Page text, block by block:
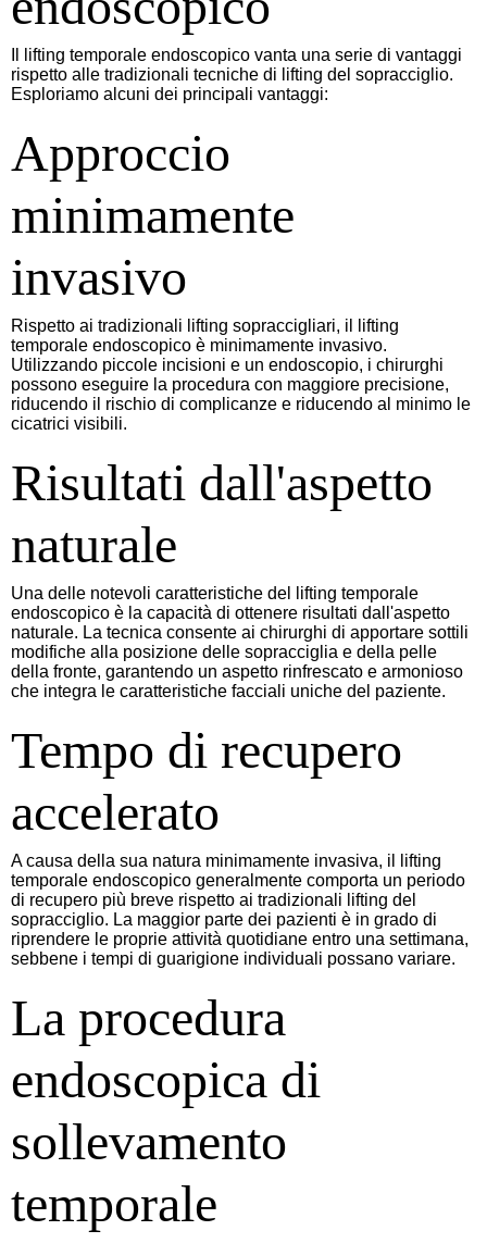
Il lifting temporale endoscopico vanta una serie di vantaggi
rispetto alle tradizionali tecniche di lifting del sopracciglio.
Esploriamo alcuni dei principali vantaggi:
Approccio
minimamente
invasivo
Rispetto ai tradizionali lifting sopraccigliari, il lifting
temporale endoscopico è minimamente invasivo.
Utilizzando piccole incisioni e un endoscopio, i chirurghi
possono eseguire la procedura con maggiore precisione,
riducendo il rischio di complicanze e riducendo al minimo le
cicatrici visibili.
Risultati dall'aspetto
naturale
Una delle notevoli caratteristiche del lifting temporale
endoscopico è la capacità di ottenere risultati dall'aspetto
naturale. La tecnica consente ai chirurghi di apportare sottili
modifiche alla posizione delle sopracciglia e della pelle
della fronte, garantendo un aspetto rinfrescato e armonioso
che integra le caratteristiche facciali uniche del paziente.
Tempo di recupero
accelerato
A causa della sua natura minimamente invasiva, il lifting
temporale endoscopico generalmente comporta un periodo
di recupero più breve rispetto ai tradizionali lifting del
sopracciglio. La maggior parte dei pazienti è in grado di
riprendere le proprie attività quotidiane entro una settimana,
sebbene i tempi di guarigione individuali possano variare.
La procedura
endoscopica di
sollevamento
temporale